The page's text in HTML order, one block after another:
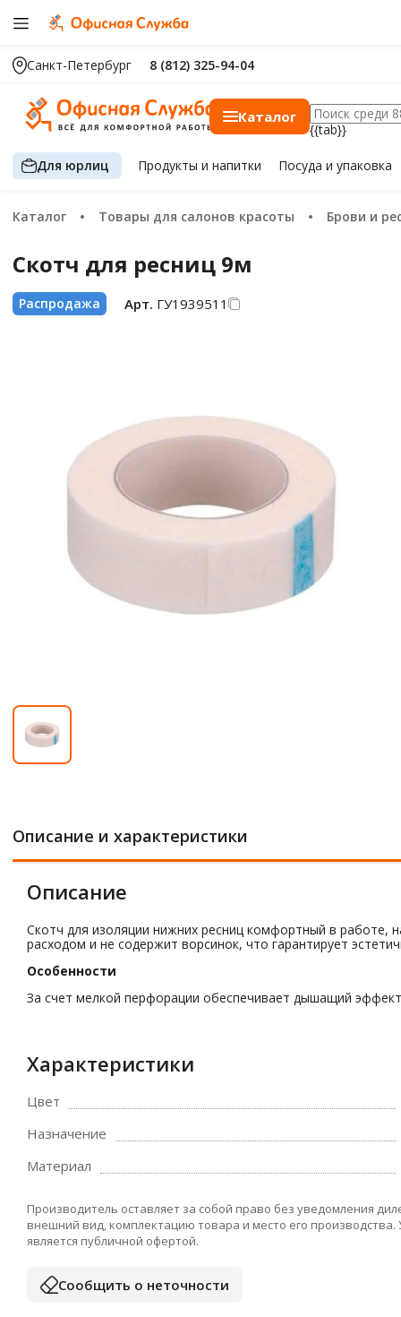
Санкт-Петербург 8 (812) 325-94-04
Каталог
{{tab}}
Для юрлиц Продуктыи напитки Посуда и упаковка
Каталог Товары для салонов красоты Брови и
Скотч для ресниц 9м
Распродажа Арт. ГУ1939511
Описание и характеристики
Описание
Скотч для изоляции нижних ресниц комфортный в работе,
расходом и не содержит ворсинок, что гарантирует
Особенности
За счет мелкой перфорации обеспечивает дышащий
Характеристики
Цвет
Назначение
Материал
Производитель оставляет за собой право без уведомления
внешний вид, комплектацию товара и место его
является публичной офертой.
Сообщить о неточности